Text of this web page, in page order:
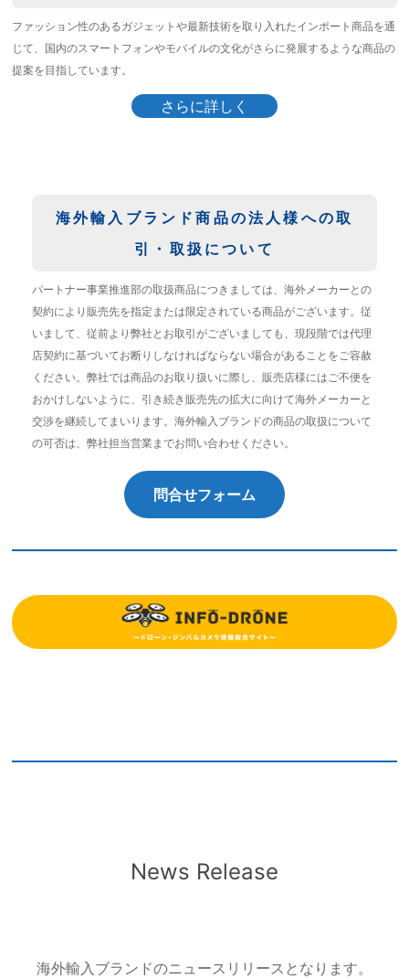
ファッション性のあるガジェットや最新技術を取り入れたインポート商品を通
じて、国内のスマートフォンやモバイルの文化がさらに発展するような商品の
提案を目指しています。
さらに詳しく
海外輸入ブランド商品の法人様への取
引・取扱について
パートナー事業推進部の取扱商品につきましては、海外メーカーとの
契約により販売先を指定または限定されている商品がございます。従
いまして、従前より弊社とお取引がございましても、現段階では代理
店契約に基づいてお断りしなければならない場合があることをご容赦
ください。弊社では商品のお取り扱いに際し、販売店様にはご不便を
おかけしないように、引き続き販売先の拡大に向けて海外メーカーと
交渉を継続してまいります。海外輸入ブランドの商品の取扱について
の可否は、弊社担当営業までお問い合わせください。
問合せフォーム
News Release
海外輸入ブランドのニュースリリースとなります。